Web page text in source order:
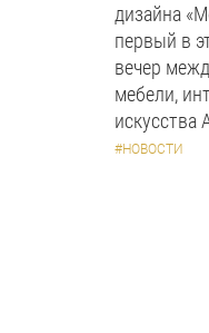
дизайна
первый в
вечер
мебели,
искусства
#НОВОСТИ